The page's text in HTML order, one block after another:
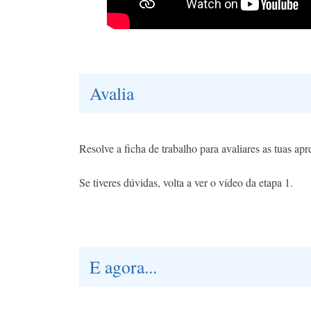
Avalia
Resolve a ficha de trabalho para avaliares as tuas
Se tiveres dúvidas, volta a ver o vídeo da etapa 1.
E agora...